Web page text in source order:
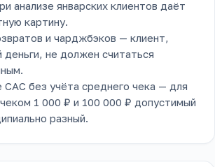
анализе январских клиентов даёт
картину.
и чарджбэков — клиент,
деньги, не должен считаться
CAC без учёта среднего чека — для
1 000 ₽ и 100 000 ₽ допустимый
разный.